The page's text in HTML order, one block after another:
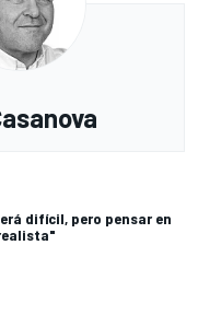
difícil, pero pensar en